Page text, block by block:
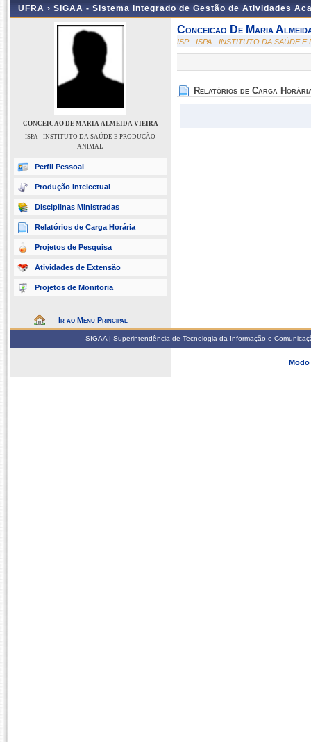
UFRA › SIGAA - Sistema Integrado de Gestão de Atividades
CONCEICAO DE MARIA ALMEIDA VIEIRA
ISPA - INSTITUTO DA SAÚDE E PRODUÇÃO
ANIMAL
Perfil Pessoal
Produção Intelectual
Disciplinas Ministradas
Relatórios de Carga Horária
Projetos de Pesquisa
Atividades de Extensão
Projetos de Monitoria
Ir ao Menu Principal
Conceicao De Maria
ISP - ISPA - INSTITUTO DA SAÚDE E
Relatórios de Carga
SIGAA | Superintendência de Tecnologia da Informação e
Modo